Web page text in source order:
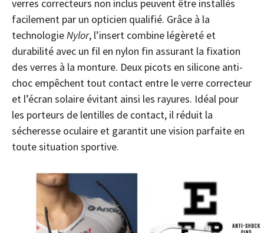
verres correcteurs non inclus peuvent être installés
facilement par un opticien qualifié. Grâce à la
technologieNylor, l’insert combine légèreté et
durabilité avec un fil en nylon fin assurant la fixation
des verres à la monture. Deux picots en silicone anti-
choc empêchent tout contact entre le verre correcteur
et l’écran solaire évitant ainsi les rayures. Idéal pour
les porteurs de lentilles de contact, il réduit la
sécheresse oculaire et garantit une vision parfaite en
toute situation sportive.